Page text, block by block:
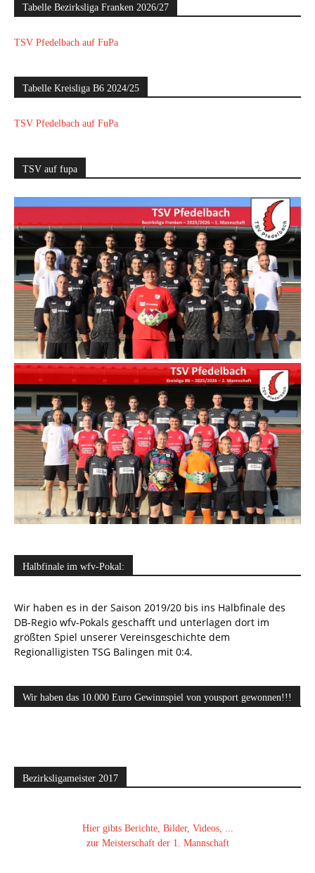
Tabelle Bezirksliga Franken 2026/27
TSV Pfedelbach auf FuPa
Tabelle Kreisliga B6 2024/25
TSV Pfedelbach auf FuPa
TSV auf fupa
Halbfinale im wfv-Pokal:
Wir haben es in der Saison 2019/20 bis ins Halbfinale des
DB-Regio wfv-Pokals geschafft und unterlagen dort im
größten Spiel unserer Vereinsgeschichte dem
Regionalligisten TSG Balingen mit 0:4.
Wir haben das 10.000 Euro Gewinnspiel von yousport gewonnen!!!
Bezirksligameister 2017
Hier gibts Berichte, Bilder, Videos, ...
zur Meisterschaft der 1. Mannschaft